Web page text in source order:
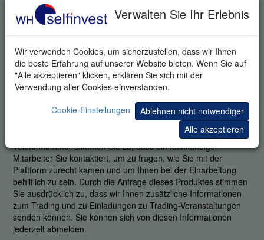
Verwalten Sie Ihr Erlebnis
Wir verwenden Cookies, um sicherzustellen, dass wir Ihnen
die beste Erfahrung auf unserer Website bieten. Wenn Sie auf
"Alle akzeptieren" klicken, erklären Sie sich mit der
Verwendung aller Cookies einverstanden.
Cookie-Einstellungen
Ablehnen nicht notwendiger
Alle akzeptieren
KOSTENLOSE DEMO
Um unseren legendären Service zu garantieren, ist es uns
wichtig zu erfahren, ob Sie in der Lage waren, die Plattform mit
all ihren Stärken zu nutzen. Durch Angabe Ihrer
Telefonnummer stimmen Sie zu, dass ein fachkundiger
Mitarbeiter Sie kontaktiert, um zu fragen, wie Sie mit der
Plattform zurecht kamen und um Ihnen bei der Einarbeitung
behilflich zu sein. Durch die Anfrage dieses Produktes stimmen
Sie ausdrücklich zu, dass wir Ihnen zusätzliche Informationen
zum Trading und zu Einladungen zu Trading-Veranstaltungen
senden können. Sie können sich von diesen Informationen
jederzeit abmelden.